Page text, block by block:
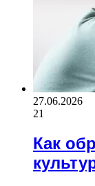
27.06.2026
21
Как